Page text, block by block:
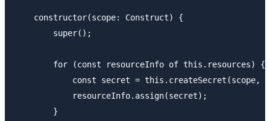
    constructor(scope: Construct) {
        super();
        for (const resourceInfo of this.resources) {
const secret = this.createSecret(scope,
            resourceInfo.assign(secret);
        }